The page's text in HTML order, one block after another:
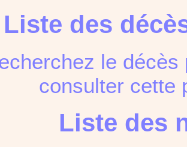
Liste des
le
consulter
Liste des